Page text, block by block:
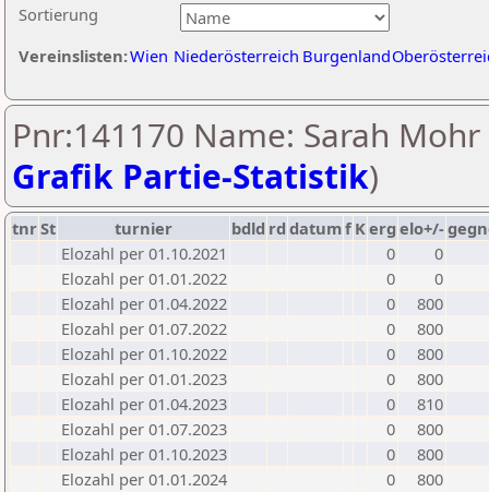
Sortierung
Vereinslisten:Wien Niederösterreich Burgenland
Pnr:141170 Name: Sarah Mohr
Grafik Partie-Statistik)
tnrSt turnier bdld rd datumf Kerg elo+/-
Elozahl per 01.10.2021
0
0
Elozahl per 01.01.2022
0
0
Elozahl per 01.04.2022
0
800
Elozahl per 01.07.2022
0
800
Elozahl per 01.10.2022
0
800
Elozahl per 01.01.2023
0
800
Elozahl per 01.04.2023
0
810
Elozahl per 01.07.2023
0
800
Elozahl per 01.10.2023
0
800
Elozahl per 01.01.2024
0
800